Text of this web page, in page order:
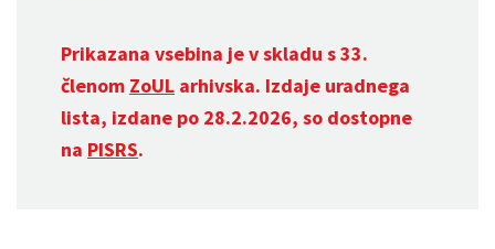
Prikazana vsebina je v skladu s 33.
členom ZoUL arhivska. Izdaje uradnega
lista, izdane po 28.2.2026, so dostopne
na PISRS.